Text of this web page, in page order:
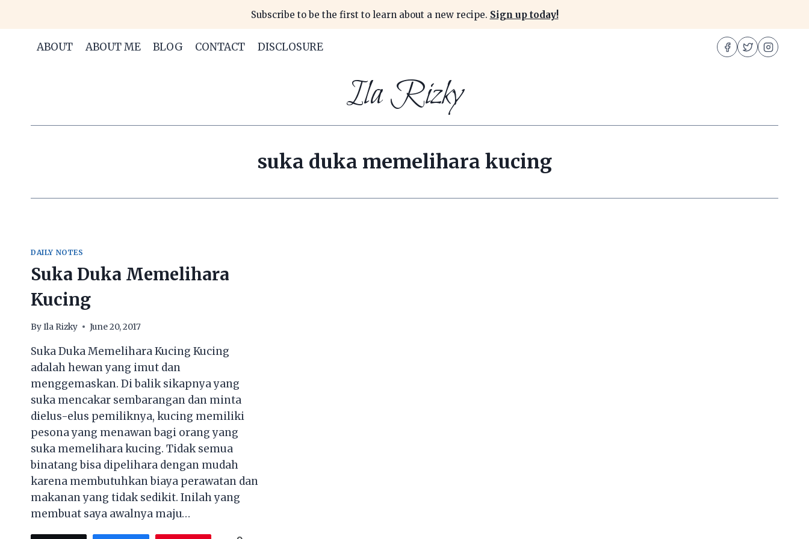
content
Subscribe to be the first to learn about a new recipe. Sign up today!
ABOUT ABOUT ME BLOG CONTACT DISCLOSURE
Ila Rizky
suka duka memelihara kucing
DAILY NOTES
Suka Duka Memelihara
Kucing
ByIla Rizky June 20, 2017
Suka Duka Memelihara Kucing Kucing
adalah hewan yang imut dan
menggemaskan. Di balik sikapnya yang
suka mencakar sembarangan dan minta
dielus-elus pemiliknya, kucing memiliki
pesona yang menawan bagi orang yang
suka memelihara kucing. Tidak semua
binatang bisa dipelihara dengan mudah
karena membutuhkan biaya perawatan dan
makanan yang tidak sedikit. Inilah yang
membuat saya awalnya maju…